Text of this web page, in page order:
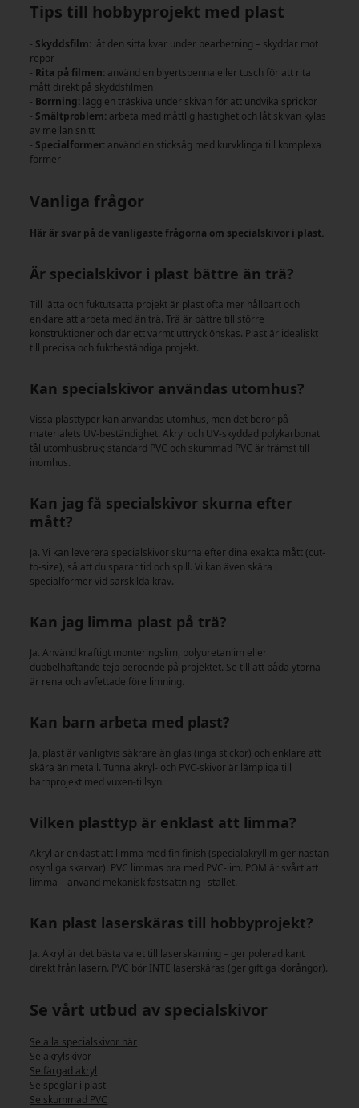
Tips till hobbyprojekt med plast
- Skyddsfilm: låt den sitta kvar under bearbetning – skyddar mot
repor
- Rita på filmen: använd en blyertspenna eller tusch för att rita
mått direkt på skyddsfilmen
- Borrning: lägg en träskiva under skivan för att undvika sprickor
- Smältproblem: arbeta med måttlig hastighet och låt skivan kylas
av mellan snitt
- Specialformer: använd en sticksåg med kurvklinga till komplexa
former
Vanliga frågor
Här är svar på de vanligaste frågorna om specialskivor i plast.
Är specialskivor i plast bättre än trä?
Till lätta och fuktutsatta projekt är plast ofta mer hållbart och
enklare att arbeta med än trä. Trä är bättre till större
konstruktioner och där ett varmt uttryck önskas. Plast är idealiskt
till precisa och fuktbeständiga projekt.
Kan specialskivor användas utomhus?
Vissa plasttyper kan användas utomhus, men det beror på
materialets UV-beständighet. Akryl och UV-skyddad polykarbonat
tål utomhusbruk; standard PVC och skummad PVC är främst till
inomhus.
Kan jag få specialskivor skurna efter
mått?
Ja. Vi kan leverera specialskivor skurna efter dina exakta mått (cut-
to-size), så att du sparar tid och spill. Vi kan även skära i
specialformer vid särskilda krav.
Kan jag limma plast på trä?
Ja. Använd kraftigt monteringslim, polyuretanlim eller
dubbelhäftande tejp beroende på projektet. Se till att båda ytorna
är rena och avfettade före limning.
Kan barn arbeta med plast?
Ja, plast är vanligtvis säkrare än glas (inga stickor) och enklare att
skära än metall. Tunna akryl- och PVC-skivor är lämpliga till
barnprojekt med vuxen-tillsyn.
Vilken plasttyp är enklast att limma?
Akryl är enklast att limma med fin finish (specialakryllim ger nästan
osynliga skarvar). PVC limmas bra med PVC-lim. POM är svårt att
limma – använd mekanisk fastsättning i stället.
Kan plast laserskäras till hobbyprojekt?
Ja. Akryl är det bästa valet till laserskärning – ger polerad kant
direkt från lasern. PVC bör INTE laserskäras (ger giftiga klorångor).
Se vårt utbud av specialskivor
Se alla specialskivor här
Se akrylskivor
Se färgad akryl
Se speglar i plast
Se skummad PVC